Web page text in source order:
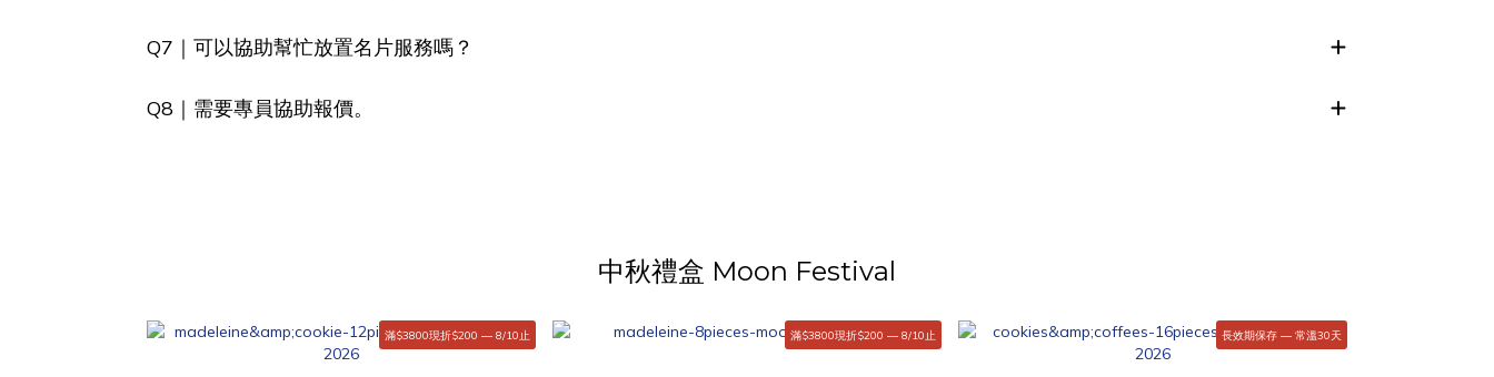
Q7｜可以協助幫忙放置名片服務嗎？
Q8｜需要專員協助報價。
中秋禮盒 Moon Festival
滿$3800現折$200 — 8/10止 滿$3800現折$200 — 8/10止 長效期保存 — 常溫30天